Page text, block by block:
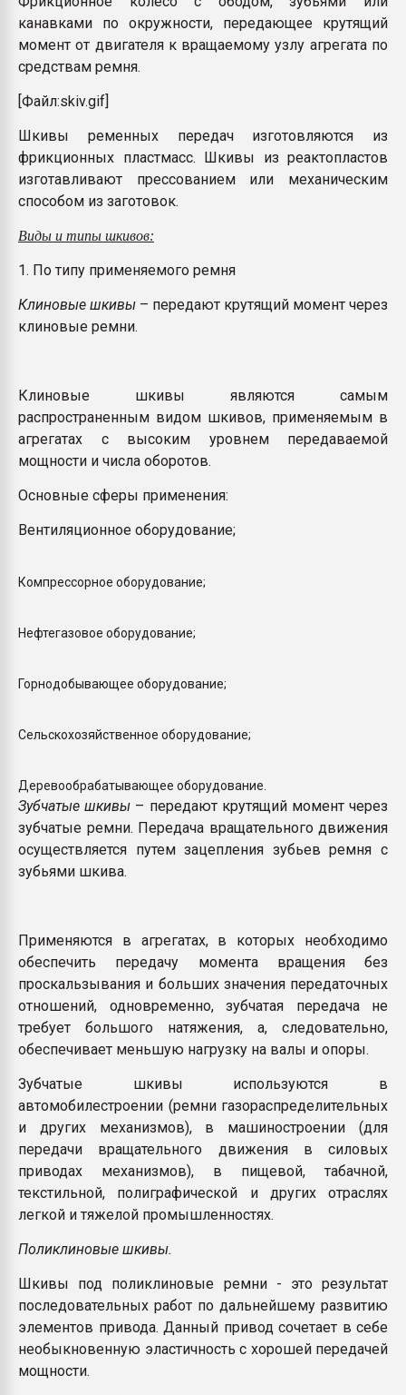
26.07.2022 "Сибирский
намного дороже
канавками по окружности, передающее крутящий
момент от двигателя к вращаемому узлу агрегата по
средствам ремня.
[Файл:skiv.gif]
Шкивы ременных передач изготовляются из
фрикционных пластмасс. Шкивы из реактопластов
изготавливают прессованием или механическим
способом из заготовок.
Виды и типы шкивов:
1. По типу применяемого ремня
Клиновые шкивы – передают крутящий момент через
клиновые ремни.
Клиновые шкивы являются самым
распространенным видом шкивов, применяемым в
агрегатах с высоким уровнем передаваемой
мощности и числа оборотов.
Основные сферы применения:
Вентиляционное оборудование;
Компрессорное оборудование;
Нефтегазовое оборудование;
Горнодобывающее оборудование;
Сельскохозяйственное оборудование;
Деревообрабатывающее оборудование.
Зубчатые шкивы – передают крутящий момент через
зубчатые ремни. Передача вращательного движения
осуществляется путем зацепления зубьев ремня с
зубьями шкива.
Применяются в агрегатах, в которых необходимо
обеспечить передачу момента вращения без
проскальзывания и больших значения передаточных
отношений, одновременно, зубчатая передача не
требует большого натяжения, а, следовательно,
обеспечивает меньшую нагрузку на валы и опоры.
Зубчатые шкивы используются в
автомобилестроении (ремни газораспределительных
и других механизмов), в машиностроении (для
передачи вращательного движения в силовых
приводах механизмов), в пищевой, табачной,
текстильной, полиграфической и других отраслях
легкой и тяжелой промышленностях.
Поликлиновые шкивы.
Шкивы под поликлиновые ремни - это результат
последовательных работ по дальнейшему развитию
элементов привода. Данный привод сочетает в себе
необыкновенную эластичность с хорошей передачей
мощности.